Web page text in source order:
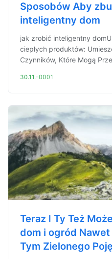
Sposobów Aby
inteligentny dom
jak zrobić inteligentny
ciepłych produktów:
Czynników, Które Mogą
30.11.-0001
Teraz I Ty Też
dom i ogród Nawet
Tym Zielonego